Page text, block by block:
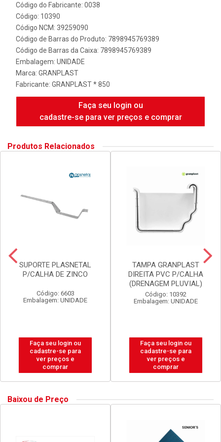
Código do Fabricante: 0038
Código: 10390
Código NCM: 39259090
Código de Barras do Produto: 7898945769389
Código de Barras da Caixa: 7898945769389
Embalagem: UNIDADE
Marca: GRANPLAST
Fabricante: GRANPLAST * 850
Faça seu login ou
cadastre-se para ver preços e comprar
Produtos Relacionados
SUPORTE PLASNETAL
P/CALHA DE ZINCO
Código: 6603
Embalagem: UNIDADE
Faça seu login ou
cadastre-se para
ver preços e
comprar
TAMPA GRANPLAST
DIREITA PVC P/CALHA
(DRENAGEM PLUVIAL)
Código: 10392
Embalagem: UNIDADE
Faça seu login ou
cadastre-se para
ver preços e
comprar
Baixou de Preço